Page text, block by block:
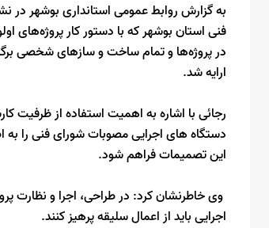
به گزارش روابط عمومی استانداری بوشهر
فنی استان بوشهر که با دستور کار پروژه‌های
در پروژه‌ها و تمام ساخت و سازهای شخصی
ارایه شد.
رجائی با اشاره به اهمیت استفاده از ظرفیت
دستگاه های اجرایی مصوبات شورای فنی را به
این تصمیمات فراهم شود.
وی خاطرنشان کرد: در طراحی، اجرا و نظارت
اجرایی باید از اعمال سلیقه پرهیز کنند.